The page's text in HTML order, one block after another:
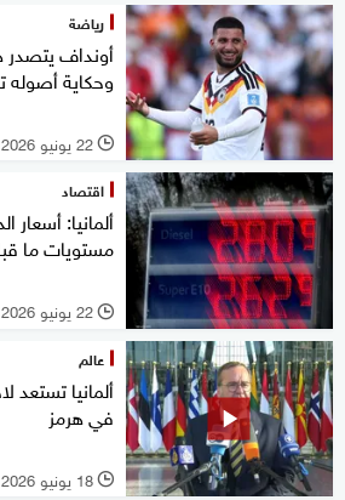
رياضة
أونداف
وحكاية أصوله
l 22 يونيو 2026
اقتصاد
ألمانيا: أسعار
مستويات ما
l 22 يونيو 2026
عالم
ألمانيا
في هرمز
l 18 يونيو 2026